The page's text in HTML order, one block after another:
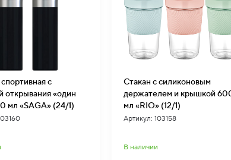
с
открывания «один
мл «SAGA» (24/1)
Стакан с силиконовым
держателем и крышкой 600
мл «RIO» (12/1)
Артикул: 103158
В наличии